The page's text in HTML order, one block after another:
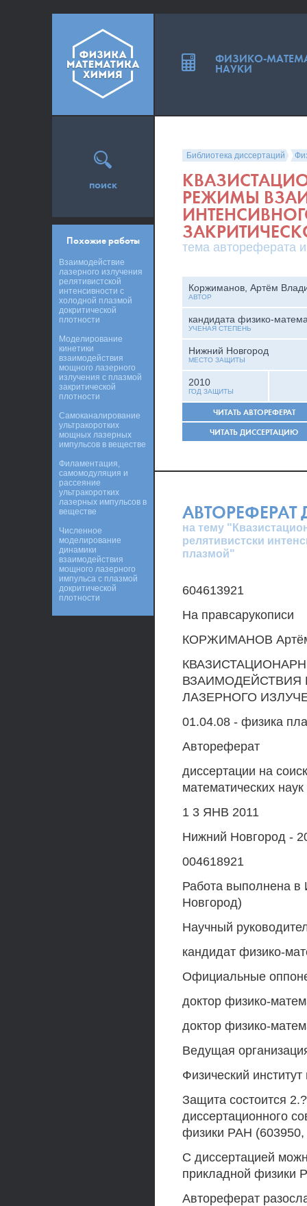
Библиотека диссертаций
РЕЖИМЫ
тема автореферата
Коржиманов, Артём
АВТОР
кандидата физико-
УЧЕНАЯ СТЕПЕНЬ
Нижний Новгород
МЕСТО ЗАЩИТЫ
2010
ГОД ЗАЩИТЫ
ЧИТАТЬ АВТОРЕФЕРАТ
ЧИТАТЬ ДИССЕРТАЦИЮ
АВТОРЕФЕРАТ
на тему
релятивистски
плазмой"
604613921
На правсарукописи
КОРЖИМАНОВ
ВЗАИМОДЕЙСТВИЯ
ЛАЗЕРНОГО
01.04.08 - физика
Автореферат
диссертации на
математических наук
1 3 ЯНВ 2011
Нижний Новгород -
004618921
Работа выполнена в
Новгород)
Научный
кандидат физико-
Официальные
доктор физико-
доктор физико-
Ведущая
Физический
Защита состоится
диссертационного
физики РАН
С диссертацией
прикладной физики
Автореферат
поиск
Похожие работы
Взаимодействие
лазерного излучения
релятивистской
интенсивности с
холодной плазмой
докритической
плотности
Моделирование
кинетики
взаимодействия
мощного лазерного
излучения с плазмой
закритической
плотности
Самоканалирование
ультракоротких
мощных лазерных
импульсов в веществе
Филаментация,
самомодуляция и
рассеяние
ультракоротких
лазерных импульсов в
веществе
Численное
моделирование
динамики
взаимодействия
мощного лазерного
импульса с плазмой
докритической
плотности
ФИЗИКО-
НАУКИ